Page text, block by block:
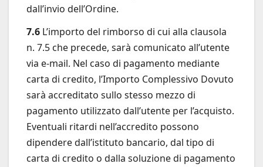
dall’invio dell’Ordine.
7.6 L’importo del rimborso di cui alla clausola
n. 7.5 che precede, sarà comunicato all’utente
via e-mail. Nel caso di pagamento mediante
carta di credito, l’Importo Complessivo Dovuto
sarà accreditato sullo stesso mezzo di
pagamento utilizzato dall’utente per l’acquisto.
Eventuali ritardi nell’accredito possono
dipendere dall’istituto bancario, dal tipo di
carta di credito o dalla soluzione di pagamento